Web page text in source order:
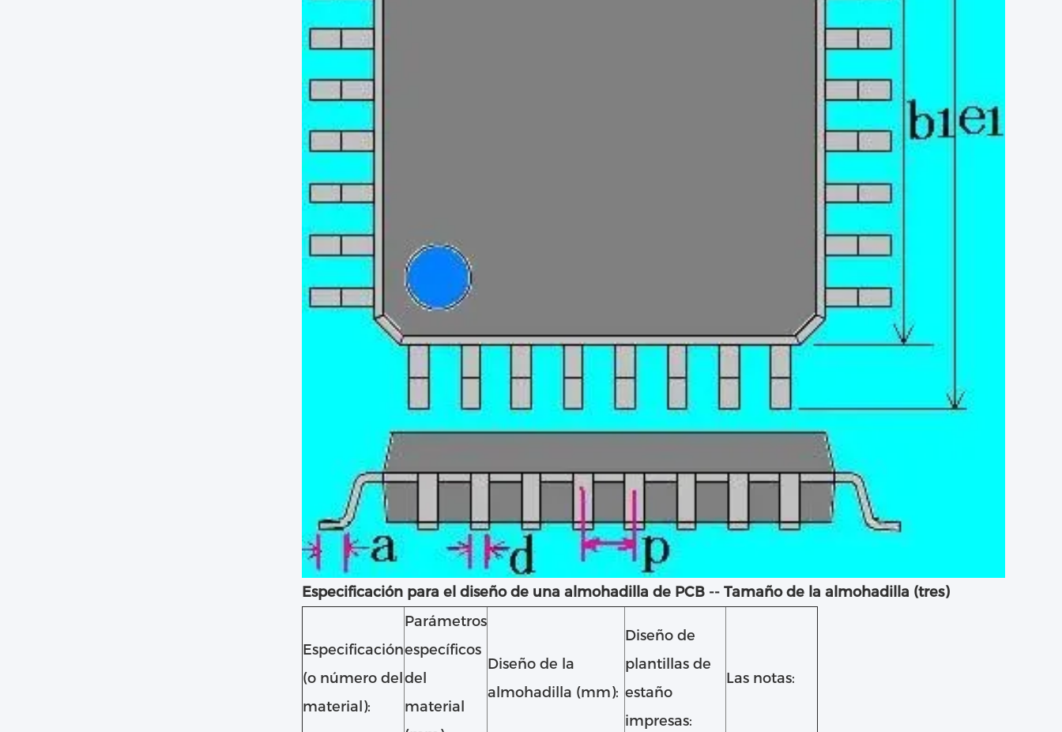
Especificación para el diseño de una almohadilla de PCB -- Tamaño de la almohadilla (tres)
Especificación
(o número del
material):
Parámetros
específicos
del
material
Diseño de la
almohadilla (mm):
Diseño de
plantillas de
estaño
impresas:
Las notas: